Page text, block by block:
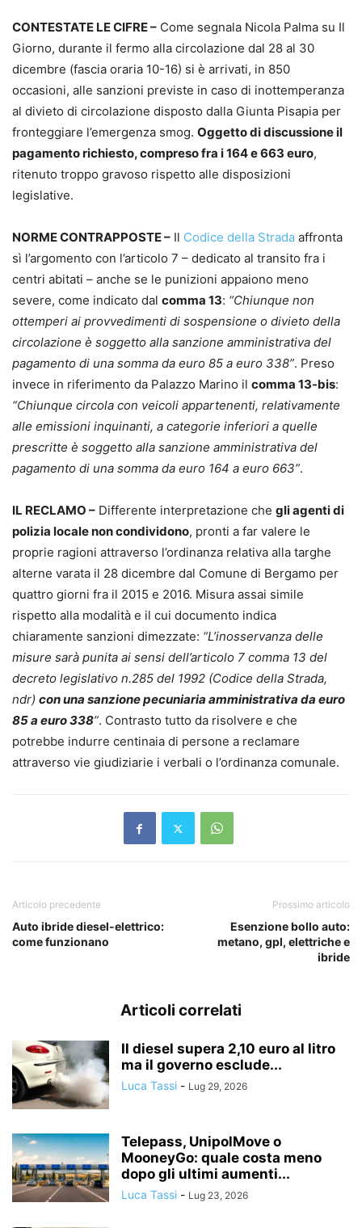
CONTESTATE LE CIFRE – Come segnala Nicola Palma su Il
Giorno, durante il fermo alla circolazione dal 28 al 30
dicembre (fascia oraria 10-16) si è arrivati, in 850
occasioni, alle sanzioni previste in caso di inottemperanza
al divieto di circolazione disposto dalla Giunta Pisapia per
fronteggiare l’emergenza smog. Oggetto di discussione il
pagamento richiesto, compreso fra i 164 e 663 euro,
ritenuto troppo gravoso rispetto alle disposizioni
legislative.
NORME CONTRAPPOSTE – Il Codice della Strada affronta
sì l’argomento con l’articolo 7 – dedicato al transito fra i
centri abitati – anche se le punizioni appaiono meno
severe, come indicato dal comma 13: “Chiunque non
ottemperi ai provvedimenti di sospensione o divieto della
circolazione è soggetto alla sanzione amministrativa del
pagamento di una somma da euro 85 a euro 338”. Preso
invece in riferimento da Palazzo Marino il comma 13-bis:
“Chiunque circola con veicoli appartenenti, relativamente
alle emissioni inquinanti, a categorie inferiori a quelle
prescritte è soggetto alla sanzione amministrativa del
pagamento di una somma da euro 164 a euro 663”.
IL RECLAMO – Differente interpretazione che gli agenti di
polizia locale non condividono, pronti a far valere le
proprie ragioni attraverso l’ordinanza relativa alla targhe
alterne varata il 28 dicembre dal Comune di Bergamo per
quattro giorni fra il 2015 e 2016. Misura assai simile
rispetto alla modalità e il cui documento indica
chiaramente sanzioni dimezzate: “L’inosservanza delle
misure sarà punita ai sensi dell’articolo 7 comma 13 del
decreto legislativo n.285 del 1992 (Codice della Strada,
ndr) con una sanzione pecuniaria amministrativa da euro
85 a euro 338”. Contrasto tutto da risolvere e che
potrebbe indurre centinaia di persone a reclamare
attraverso vie giudiziarie i verbali o l’ordinanza comunale.
Articolo precedente
Auto ibride diesel-elettrico:
come funzionano
Prossimo articolo
Esenzione bollo auto:
metano, gpl, elettriche e
ibride
Articoli correlati
Il diesel supera 2,10 euro al litro
ma il governo esclude...
Luca Tassi - Lug 29, 2026
Telepass, UnipolMove o
MooneyGo: quale costa meno
dopo gli ultimi aumenti...
Luca Tassi - Lug 23, 2026